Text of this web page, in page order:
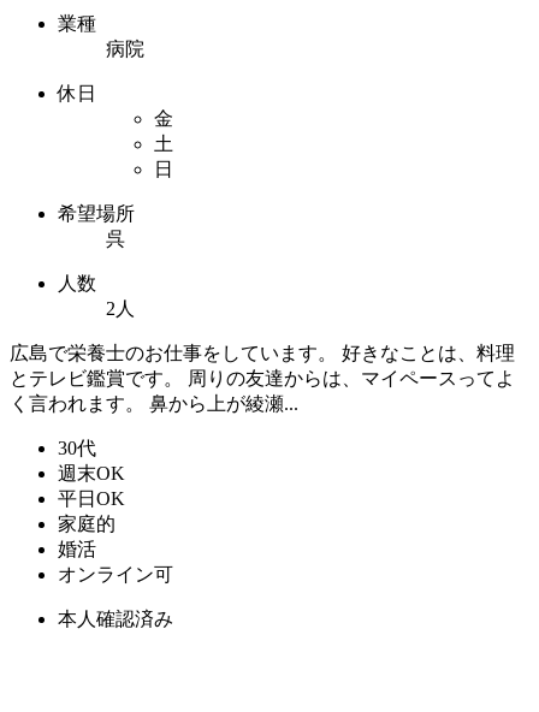
業種
病院
休日
金
土
日
希望場所
呉
人数
2人
広島で栄養士のお仕事をしています。 好きなことは、料理
とテレビ鑑賞です。 周りの友達からは、マイペースってよ
く言われます。 鼻から上が綾瀬...
30代
週末OK
平日OK
家庭的
婚活
オンライン可
本人確認済み